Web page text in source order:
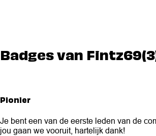
Badges van
Pionier
Je bent een van de eerste leden van de
jou gaan we vooruit, hartelijk dank!